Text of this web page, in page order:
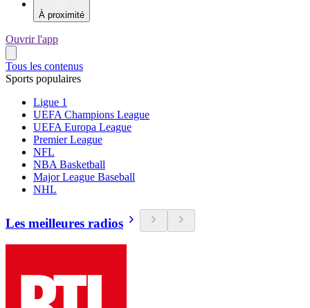
À proximité
Ouvrir l'app
Tous les contenus
Sports populaires
Ligue 1
UEFA Champions League
UEFA Europa League
Premier League
NFL
NBA Basketball
Major League Baseball
NHL
Les meilleures radios